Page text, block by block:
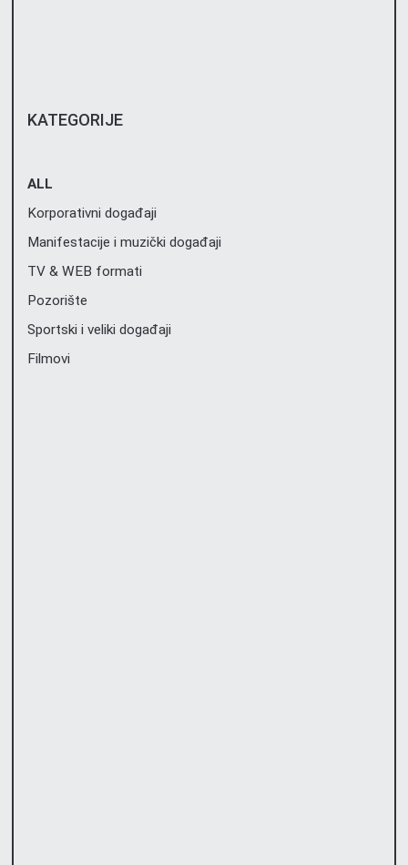
KATEGORIJE
ALL
Korporativni događaji
Manifestacije i muzički događaji
TV & WEB formati
Pozorište
Sportski i veliki događaji
Filmovi